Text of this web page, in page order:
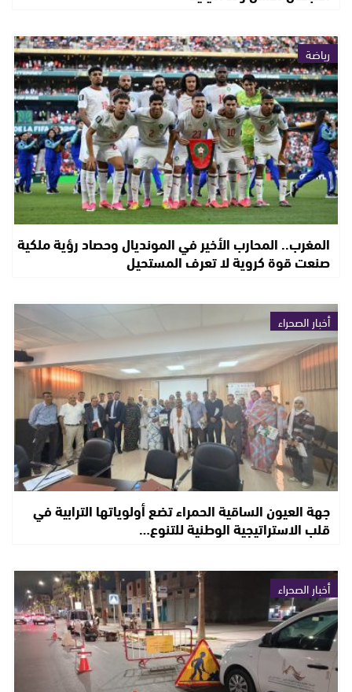
رياضة
المغرب.. المحارب الأخير في المونديال وحصاد رؤية ملكية
صنعت قوة كروية لا تعرف المستحيل
أخبار الصحراء
جهة العيون الساقية الحمراء تضع أولوياتها الترابية في
قلب الاستراتيجية الوطنية للتنوع…
أخبار الصحراء